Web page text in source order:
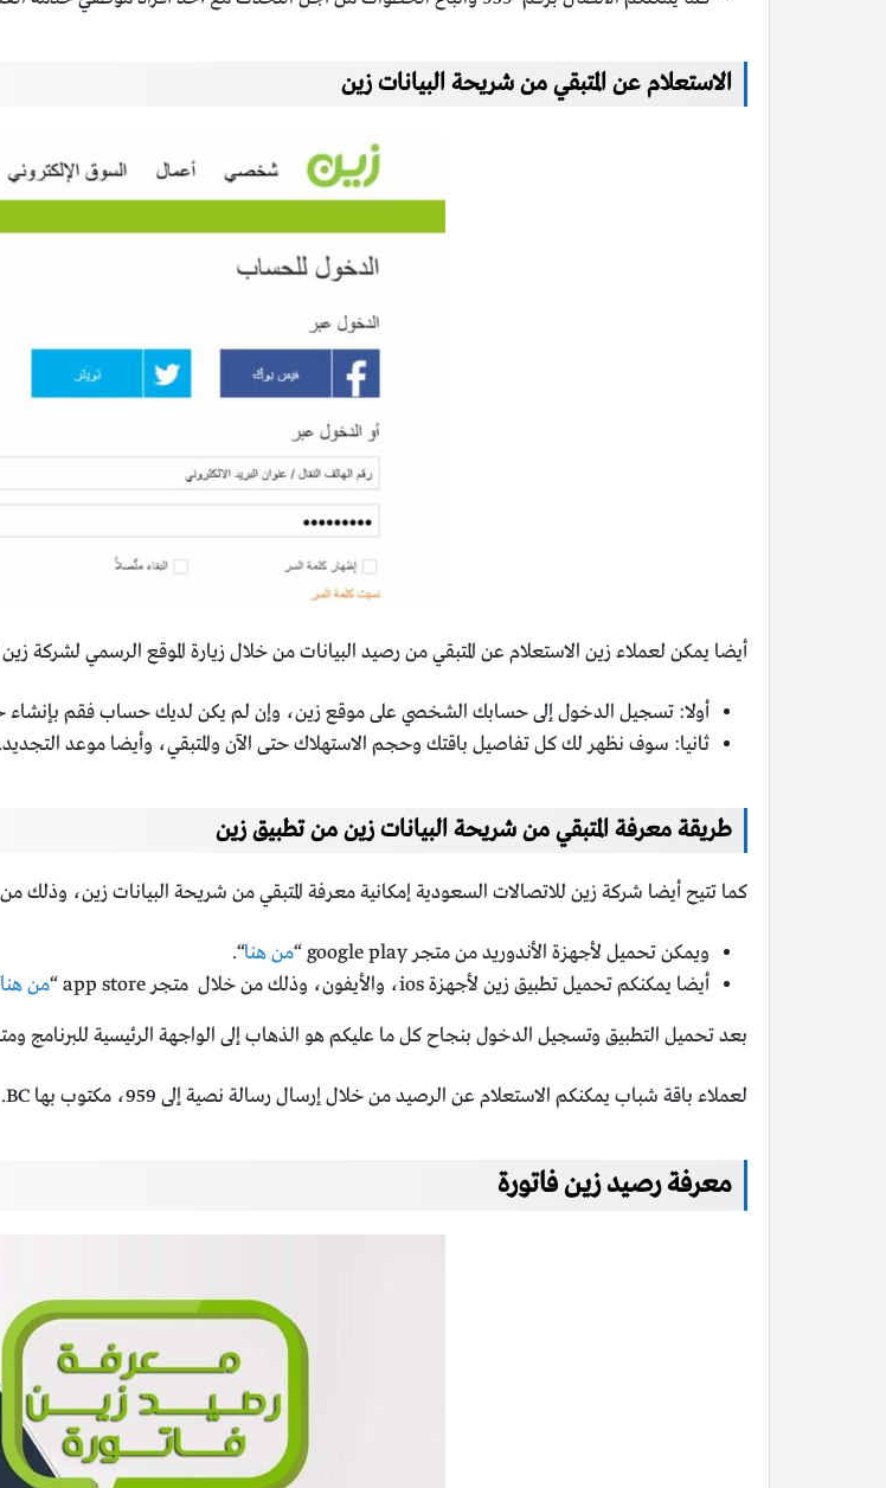
الاستعلام عن المتبقي من شريحة البيانات زين
أيضا يمكن لعملاء زين الاستعلام عن المتبقي من رصيد البيانات من خلال زيارة الموقع الرسمي لشركة
أولا: تسجيل الدخول إلى حسابك الشخصي على موقع زين، وإن لم يكن لديك حساب فقم
ثانيا: سوف نظهر لك كل تفاصيل باقتك وحجم الاستهلاك حتى الآن والمتبقي، وأيضا موعد التجديد.
طريقة معرفة المتبقي من شريحة البيانات زين من تطبيق زين
كما تتيح أيضا شركة زين للاتصالات السعودية إمكانية معرفة المتبقي من شريحة البيانات زين، وذلك
ويمكن تحميل لأجهزة الأندوريد من متجر google play “ من هنا“.
أيضا يمكنكم تحميل تطبيق زين لأجهزة ios، والأيفون، وذلك من خلال متجر app store “
من هنا
بعد تحميل التطبيق وتسجيل الدخول بنجاح كل ما عليكم هو الذهاب إلى الواجهة الرئيسية للبرنامج
لعملاء باقة شباب يمكنكم الاستعلام عن الرصيد من خلال إرسال رسالة نصية إلى 959، مكتوب بها BC.
معرفة رصيد زين فاتورة